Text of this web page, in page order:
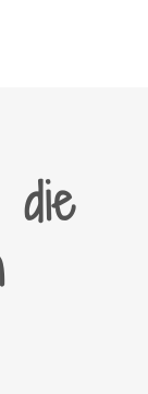
die